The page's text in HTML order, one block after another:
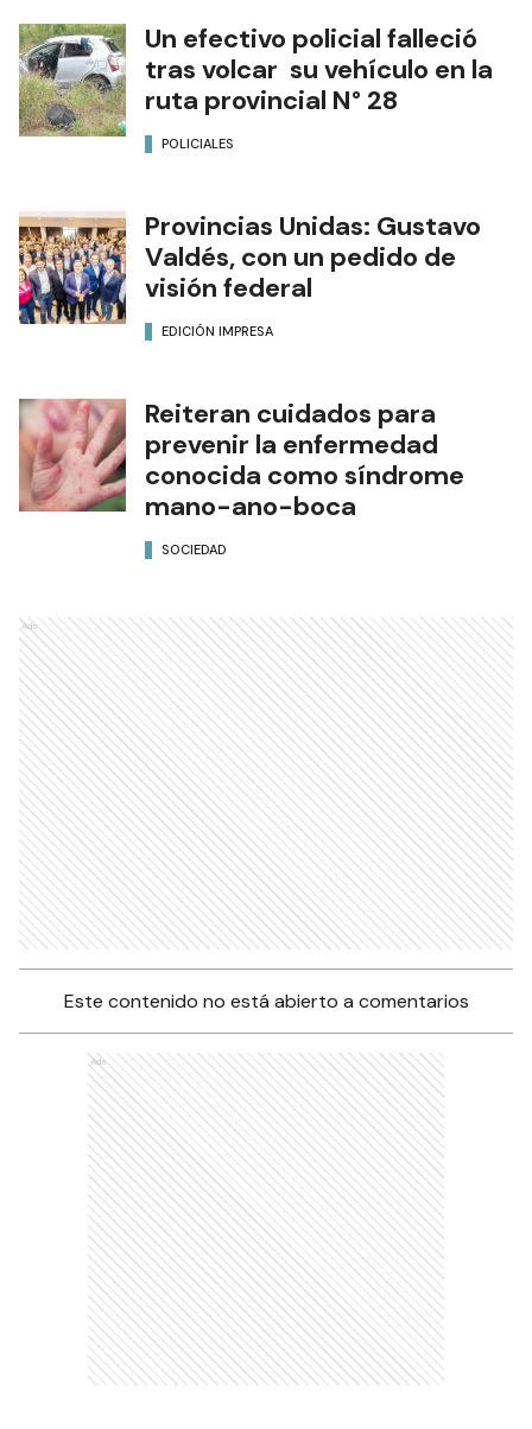
Un efectivo policial falleció
tras volcar su vehículo en la
ruta provincial N° 28
POLICIALES
Provincias Unidas: Gustavo
Valdés, con un pedido de
visión federal
EDICIÓN IMPRESA
Reiteran cuidados para
prevenir la enfermedad
conocida como síndrome
mano-ano-boca
SOCIEDAD
Ads
Este contenido no está abierto a comentarios
Ads